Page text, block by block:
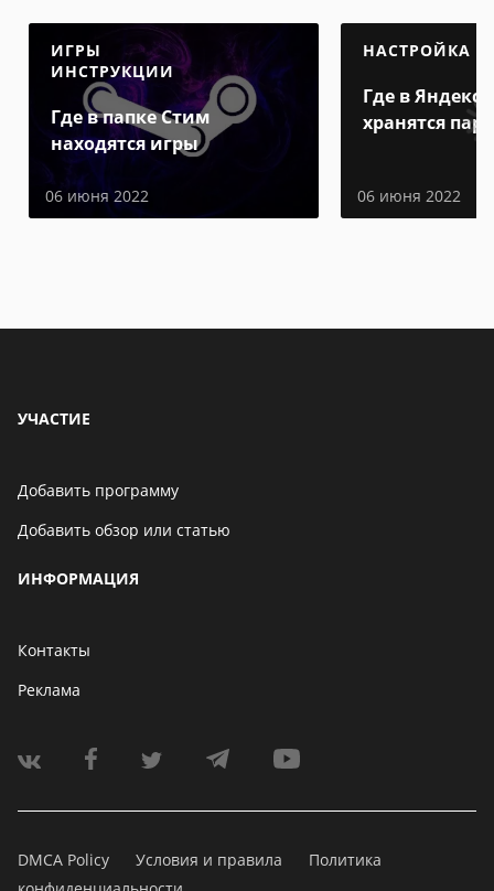
ИГРЫ
ИНСТРУКЦИИ
Где в папке Стим
находятся игры
06 июня 2022
НАСТРОЙКА
Где в Яндекс
хранятся
06 июня 2022
УЧАСТИЕ
Добавить программу
Добавить обзор или статью
ИНФОРМАЦИЯ
Контакты
Реклама
DMCA Policy Условия и правила
Политика